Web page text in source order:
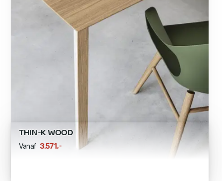
THIN-K WOOD
Vanaf 3.571 ,-